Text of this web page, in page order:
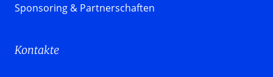
Sponsoring & Partnerschaften
Kontakte